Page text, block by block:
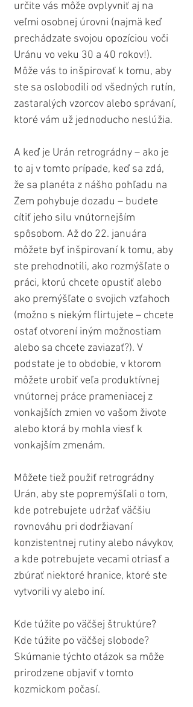
určite vás môže ovplyvniť aj na
veľmi osobnej úrovni (najmä keď
prechádzate svojou opozíciou voči
Uránu vo veku 30 a 40 rokov!).
Môže vás to inšpirovať k tomu, aby
ste sa oslobodili od všedných rutín,
zastaralých vzorcov alebo správaní,
ktoré vám už jednoducho neslúžia.
A keď je Urán retrográdny – ako je
to aj v tomto prípade, keď sa zdá,
že sa planéta z nášho pohľadu na
Zem pohybuje dozadu – budete
cítiť jeho silu vnútornejším
spôsobom. Až do 22. januára
môžete byť inšpirovaní k tomu, aby
ste prehodnotili, ako rozmýšľate o
práci, ktorú chcete opustiť alebo
ako premýšľate o svojich vzťahoch
(možno s niekým flirtujete – chcete
ostať otvorení iným možnostiam
alebo sa chcete zaviazať?). V
podstate je to obdobie, v ktorom
môžete urobiť veľa produktívnej
vnútornej práce prameniacej z
vonkajších zmien vo vašom živote
alebo ktorá by mohla viesť k
vonkajším zmenám.
Môžete tiež použiť retrográdny
Urán, aby ste popremýšľali o tom,
kde potrebujete udržať väčšiu
rovnováhu pri dodržiavaní
konzistentnej rutiny alebo návykov,
a kde potrebujete vecami otriasť a
zbúrať niektoré hranice, ktoré ste
vytvorili vy alebo iní.
Kde túžite po väčšej štruktúre?
Kde túžite po väčšej slobode?
Skúmanie týchto otázok sa môže
prirodzene objaviť v tomto
kozmickom počasí.